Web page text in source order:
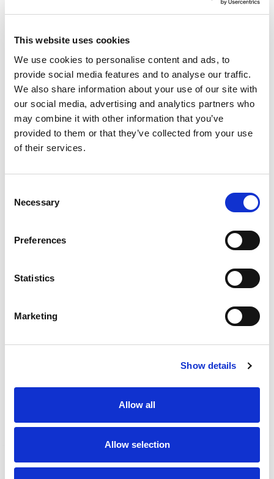
This website uses cookies
We use cookies to personalise content and ads, to
provide social media features and to analyse our traffic.
We also share information about your use of our site with
our social media, advertising and analytics partners who
may combine it with other information that you’ve
provided to them or that they’ve collected from your use
of their services.
Selection
Necessary
Preferences
Statistics
Marketing
Show details
Allow all
Allow selection
nach Neuseeland an. So können Sie die Verfügbarkeit
buchen.
Mehr Info
NZ-REISETIPPS
Muriwai liegt nur etwa vierzig Autominuten von
Auckland entfernt, an der wilden Westküste. Der
daneben befindet sich ein Campingplatz. Er
verfügt über herrlich weichen schwarzen Sand,